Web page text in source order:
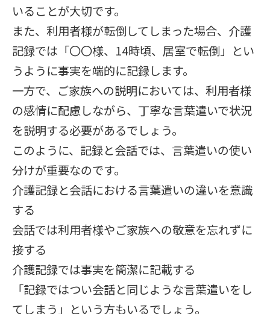
いることが大切です。
また、利用者様が転倒してしまった場合、介護
記録では「〇〇様、14時頃、居室で転倒」とい
うように事実を端的に記録します。
一方で、ご家族への説明においては、利用者様
の感情に配慮しながら、丁寧な言葉遣いで状況
を説明する必要があるでしょう。
このように、記録と会話では、言葉遣いの使い
分けが重要なのです。
介護記録と会話における言葉遣いの違いを意識
する
会話では利用者様やご家族への敬意を忘れずに
接する
介護記録では事実を簡潔に記載する
「記録ではつい会話と同じような言葉遣いをし
てしまう」という方もいるでしょう。